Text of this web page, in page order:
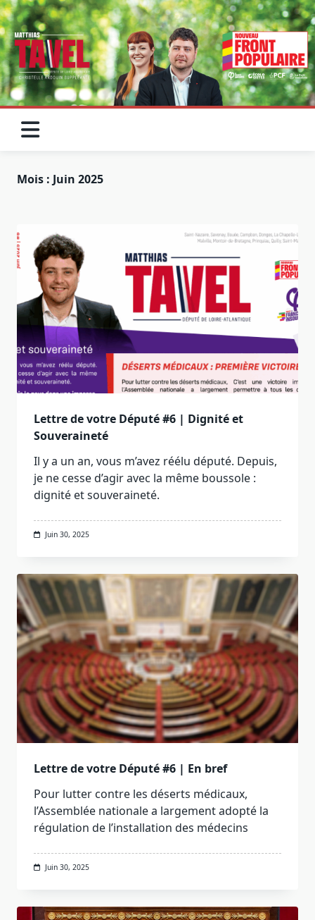
Skip
to
content
Mois : Juin 2025
Lettre de votre Député #6 | Dignité et
Souveraineté
Il y a un an, vous m’avez réélu député. Depuis,
je ne cesse d’agir avec la même boussole :
dignité et souveraineté.
Juin 30, 2025
Lettre de votre Député #6 | En bref
Pour lutter contre les déserts médicaux,
l’Assemblée nationale a largement adopté la
régulation de l’installation des médecins
Juin 30, 2025